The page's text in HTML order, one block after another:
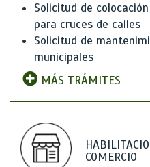
Solicitud de
para cruces de calles
Solicitud de
municipales
MÁS TRÁMITES
COMERCIO